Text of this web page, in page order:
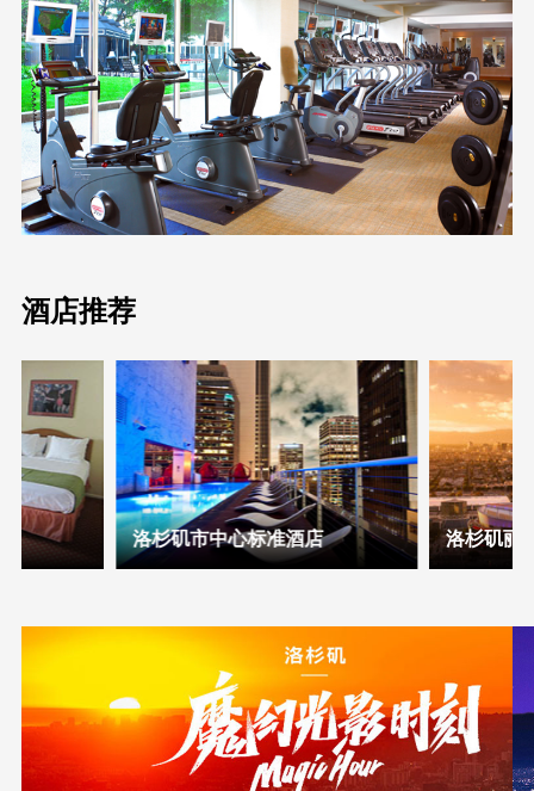
酒店推荐
洛杉矶市中心标准酒店 洛杉矶丽